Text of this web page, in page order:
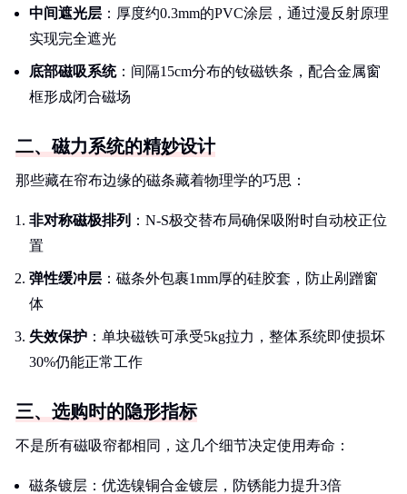
中间遮光层 ：厚度约0.3mm的PVC涂层，通过漫反射原理
实现完全遮光
底部磁吸系统：间隔15cm分布的钕磁铁条，配合金属窗
框形成闭合磁场
二、磁力系统的精妙设计
那些藏在帘布边缘的磁条藏着物理学的巧思：
非对称磁极排列 ：N-S极交替布局确保吸附时自动校正位
置
弹性缓冲层 ：磁条外包裹1mm厚的硅胶套，防止剐蹭窗
体
失效保护 ：单块磁铁可承受5kg拉力，整体系统即使损坏
30%仍能正常工作
三、选购时的隐形指标
不是所有磁吸帘都相同，这几个细节决定使用寿命：
磁条镀层：优选镍铜合金镀层，防锈能力提升3倍